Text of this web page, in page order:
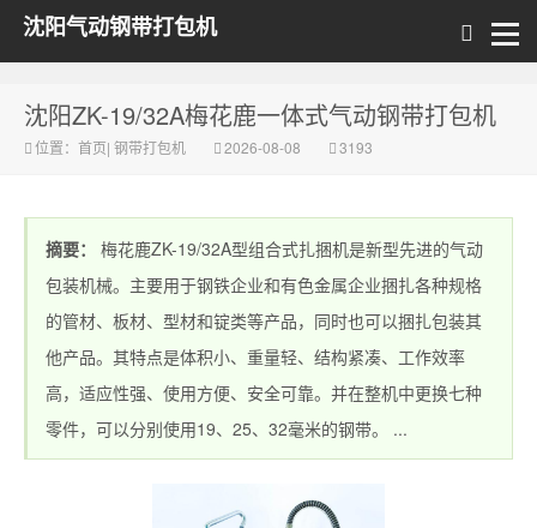
沈阳气动钢带打包机
沈阳ZK-19/32A梅花鹿一体式气动钢带打包机
位置： 首页| 钢带打包机 2026-08-08 3193
摘要：
梅花鹿ZK-19/32A型组合式扎捆机是新型先进的气动
包装机械。主要用于钢铁企业和有色金属企业捆扎各种规格
的管材、板材、型材和锭类等产品，同时也可以捆扎包装其
他产品。其特点是体积小、重量轻、结构紧凑、工作效率
高，适应性强、使用方便、安全可靠。并在整机中更换七种
零件，可以分别使用19、25、32毫米的钢带。 ...